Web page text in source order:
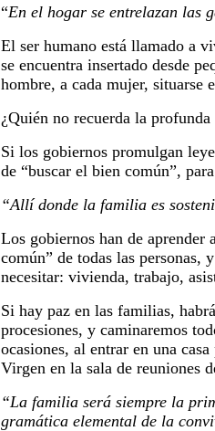
“En el hogar se entrelazan las
El ser humano está llamado a
se encuentra insertado desde
hombre, a cada mujer, situarse
¿Quién no recuerda la
Si los gobiernos promulgan
de “buscar el bien común”,
“Allí donde la familia es
Los gobiernos han de aprender
común” de todas las personas,
necesitar: vivienda, trabajo,
Si hay paz en las familias,
procesiones, y caminaremos
ocasiones, al entrar en una
Virgen en la sala de reuniones
“La familia será siempre la
gramática elemental de la